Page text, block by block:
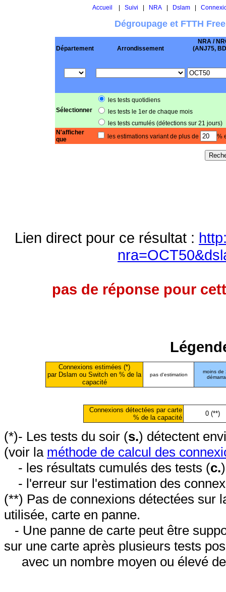
Accueil Suivi NRA| Dslam|
Dégroupage et FTTH
Département Arrondissement
NRA /
(ANJ75,
Sélectionner
les tests quotidiens
les tests le 1er de chaque mois
les tests cumulés (détections sur 21 jours)
N'afficher
que
les estimations variant de plus de %
Lien direct pour ce résultat :
pas de réponse pour
Connexions estimées (*)
par Dslam ou Switch en % de la
capacité
pas d'estimation
moins de
Connexions détectées par carte
% de la capacité
0 (**)
(*)- Les tests du soir (s.) détectent
(voir la méthode de calcul des
- les résultats cumulés des tests (c.
- l'erreur sur l'estimation des
(**) Pas de connexions détectées sur
utilisée, carte en panne.
- Une panne de carte peut être
sur une carte après plusieurs tests
avec un nombre moyen ou élevé